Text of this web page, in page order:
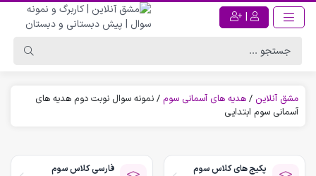
|
مشق آنلاین / هدیه های آسمانی سوم / نمونه سوال نوبت دوم هدیه های
آسمانی سوم ابتدایی
پکیج های کلاس سوم فارسی کلاس سوم